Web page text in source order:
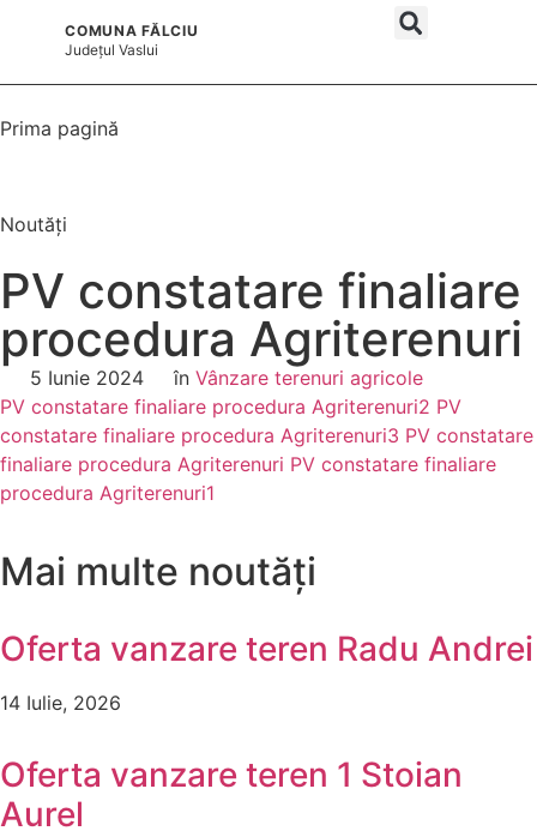
COMUNA FĂLCIU
JudețulVaslui
Prima pagină
Noutăți
PV constatare finaliare
procedura Agriterenuri
5 Iunie 2024 în Vânzare terenuri agricole
PV constatare finaliare procedura Agriterenuri2 PV
constatare finaliare procedura Agriterenuri3 PV constatare
finaliare procedura Agriterenuri PV constatare finaliare
procedura Agriterenuri1
Mai multe noutăți
Oferta vanzare teren Radu Andrei
14 Iulie, 2026
Oferta vanzare teren 1 Stoian
Aurel